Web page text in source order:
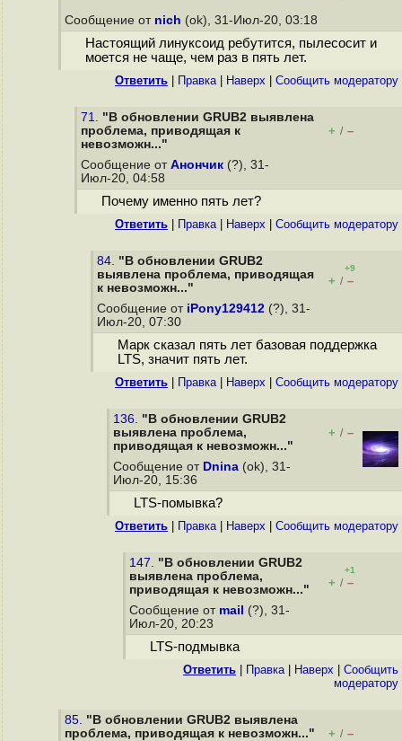
Сообщение от nich (ok), 31-Июл-20, 03:18
Настоящий линуксоид ребутится, пылесосит и
моется не чаще, чем раз в пять лет.
Ответить Правка| Наверх Cообщить модератору
71. "В обновлении GRUB2 выявлена
проблема, приводящая к
невозможн..."
+ / –
Сообщение от Анончик (?), 31-
Июл-20, 04:58
Почему именно пять лет?
Ответить Правка| Наверх Cообщить модератору
84. "В обновлении GRUB2
выявлена проблема, приводящая
к невозможн..."
+9
+ / –
Сообщение от iPony129412 (?), 31-
Июл-20, 07:30
Марк сказал пять лет базовая поддержка
LTS, значит пять лет.
Ответить Правка| Наверх Cообщить модератору
136. "В обновлении GRUB2
выявлена проблема,
приводящая к невозможн..."
+ / –
Сообщение от Dnina (ok), 31-
Июл-20, 15:36
LTS-помывка?
Ответить Правка| Наверх Cообщить модератору
147. "В обновлении GRUB2
выявлена проблема,
приводящая к невозможн..."
+1
+ / –
Сообщение от mail
(?), 31-
Июл-20, 20:23
LTS-подмывка
Ответить Правка| Наверх
Cообщить
модератору
85. "В обновлении GRUB2 выявлена
проблема, приводящая к невозможн..."
+ / –